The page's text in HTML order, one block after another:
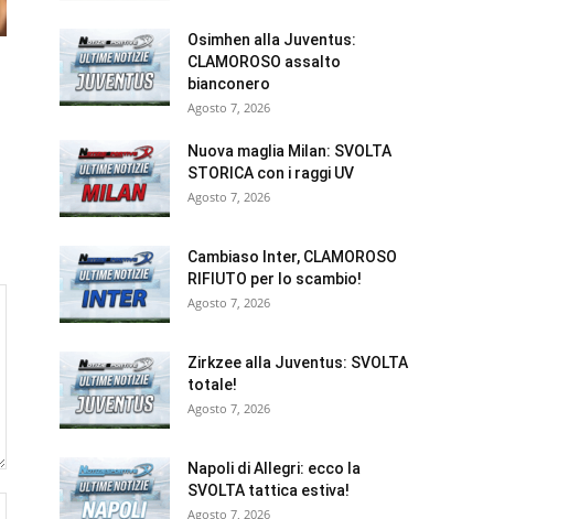
Osimhen alla Juventus:
CLAMOROSO assalto
bianconero
Agosto 7, 2026
Nuova maglia Milan: SVOLTA
STORICA con i raggi UV
Agosto 7, 2026
Cambiaso Inter, CLAMOROSO
RIFIUTO per lo scambio!
Agosto 7, 2026
Zirkzee alla Juventus: SVOLTA
totale!
Agosto 7, 2026
Napoli di Allegri: ecco la
SVOLTA tattica estiva!
Agosto 7, 2026